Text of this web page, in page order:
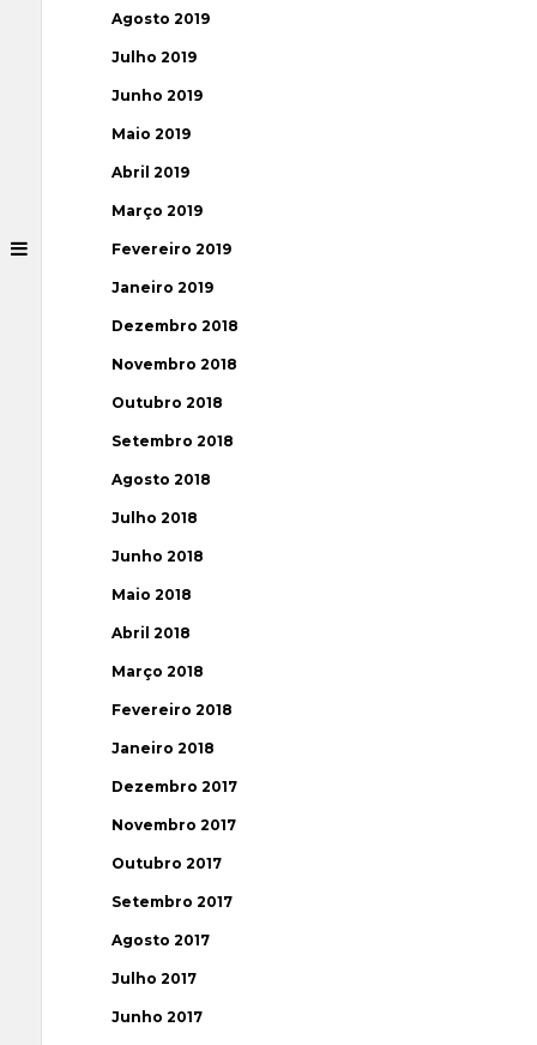
Agosto 2019
Julho 2019
Junho 2019
Maio 2019
Abril 2019
Março 2019
Fevereiro 2019
Janeiro 2019
Dezembro 2018
Novembro 2018
Outubro 2018
Setembro 2018
Agosto 2018
Julho 2018
Junho 2018
Maio 2018
Abril 2018
Março 2018
Fevereiro 2018
Janeiro 2018
Dezembro 2017
Novembro 2017
Outubro 2017
Setembro 2017
Agosto 2017
Julho 2017
Junho 2017